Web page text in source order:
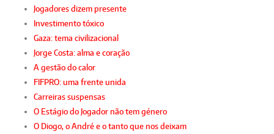
Jogadores dizem presente
Investimento tóxico
Gaza: tema civilizacional
Jorge Costa: alma e coração
A gestão do calor
FIFPRO: uma frente unida
Carreiras suspensas
O Estágio do Jogador não tem género
O Diogo, o André e o tanto que nos deixam